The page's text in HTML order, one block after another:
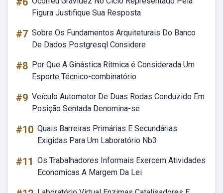
Figura Justifique Sua Resposta
#7 Sobre Os Fundamentos Arquiteturais Do Banco
De Dados Postgresql Considere
#8 Por Que A Ginástica Rítmica é Considerada Um
Esporte Técnico-combinatório
#9 Veículo Automotor De Duas Rodas Conduzido Em
Posição Sentada Denomina-se
#10 Quais Barreiras Primárias E Secundárias
Exigidas Para Um Laboratório Nb3
#11 Os Trabalhadores Informais Exercem Atividades
Economicas A Margem Da Lei